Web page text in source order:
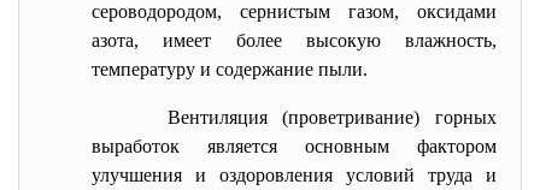
сероводородом, сернистым газом, оксидами
азота, имеет более высокую влажность,
температуру и содержание пыли.
Вентиляция (проветривание) горных
выработок является основным фактором
улучшения и оздоровления условий труда и